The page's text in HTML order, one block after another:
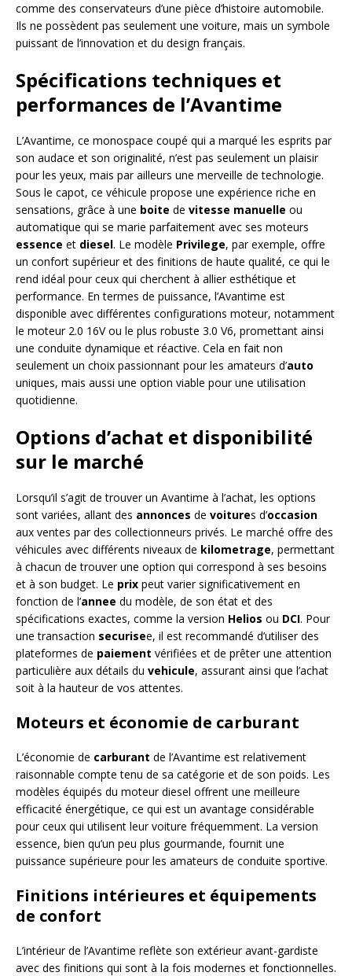
comme des conservateurs d’une pièce d’histoire automobile.
Ils ne possèdent pas seulement une voiture, mais un symbole
puissant de l’innovation et du design français.
Spécifications techniques et
performances de l’Avantime
L’Avantime, ce monospace coupé qui a marqué les esprits par
son audace et son originalité, n’est pas seulement un plaisir
pour les yeux, mais par ailleurs une merveille de technologie.
Sous le capot, ce véhicule propose une expérience riche en
sensations, grâce à une boite de vitesse manuelle ou
automatique qui se marie parfaitement avec ses moteurs
essence et diesel. Le modèle Privilege, par exemple, offre
un confort supérieur et des finitions de haute qualité, ce qui le
rend idéal pour ceux qui cherchent à allier esthétique et
performance. En termes de puissance, l’Avantime est
disponible avec différentes configurations moteur, notamment
le moteur 2.0 16V ou le plus robuste 3.0 V6, promettant ainsi
une conduite dynamique et réactive. Cela en fait non
seulement un choix passionnant pour les amateurs d’auto
uniques, mais aussi une option viable pour une utilisation
quotidienne.
Options d’achat et disponibilité
sur le marché
Lorsqu’il s’agit de trouver un Avantime à l’achat, les options
sont variées, allant des annonces de voitures d’occasion
aux ventes par des collectionneurs privés. Le marché offre des
véhicules avec différents niveaux de kilometrage, permettant
à chacun de trouver une option qui correspond à ses besoins
et à son budget. Le prix peut varier significativement en
fonction de l’annee du modèle, de son état et des
spécifications exactes, comme la version Helios ou DCI. Pour
une transaction securisee, il est recommandé d’utiliser des
plateformes de paiement vérifiées et de prêter une attention
particulière aux détails du vehicule, assurant ainsi que l’achat
soit à la hauteur de vos attentes.
Moteurs et économie de carburant
L’économie de carburant de l’Avantime est relativement
raisonnable compte tenu de sa catégorie et de son poids. Les
modèles équipés du moteur diesel offrent une meilleure
efficacité énergétique, ce qui est un avantage considérable
pour ceux qui utilisent leur voiture fréquemment. La version
essence, bien qu’un peu plus gourmande, fournit une
puissance supérieure pour les amateurs de conduite sportive.
Finitions intérieures et équipements
de confort
L’intérieur de l’Avantime reflète son extérieur avant-gardiste
avec des finitions qui sont à la fois modernes et fonctionnelles.